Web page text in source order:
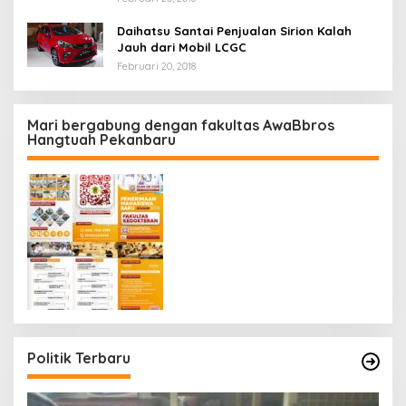
Daihatsu Santai Penjualan Sirion Kalah
Jauh dari Mobil LCGC
Februari 20, 2018
Mari bergabung dengan fakultas AwaBbros
Hangtuah Pekanbaru
Politik Terbaru